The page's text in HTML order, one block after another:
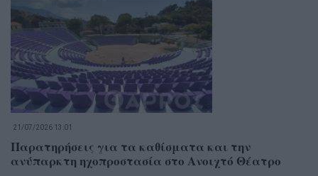
21/07/2026 13:01
Παρατηρήσεις για τα καθίσματα και την
ανύπαρκτη ηχοπροστασία στο Ανοιχτό Θέατρο